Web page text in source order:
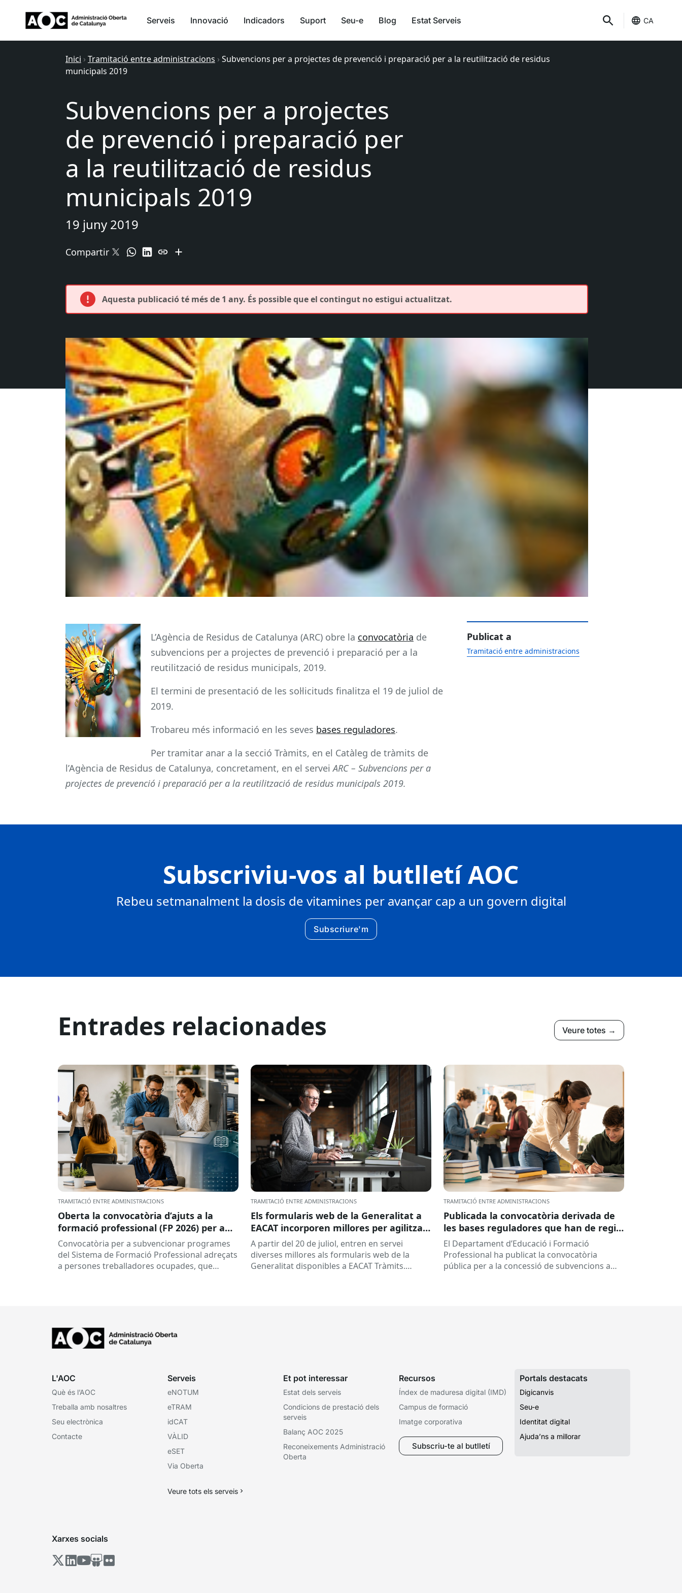
Serveis Innovació Indicadors Suport Seu-e Blog Estat Serveis CA
Inici › Tramitació entre administracions › Subvencions per a projectes de prevenció i preparació per a la reutilització de residus
municipals 2019
Subvencions per a projectes
de prevenció i preparació per
a la reutilització de residus
municipals 2019
19 juny 2019
Compartir
Aquesta publicació té més de 1 any. És possible que el contingut no estigui actualitzat.
L’Agència de Residus de Catalunya (ARC) obre la convocatòria de
subvencions per a projectes de prevenció i preparació per a la
reutilització de residus municipals, 2019.
El termini de presentació de les sol·licituds finalitza el 19 de juliol de
2019.
Trobareu més informació en les seves bases reguladores.
Per tramitar anar a la secció Tràmits, en el Catàleg de tràmits de
l’Agència de Residus de Catalunya, concretament, en el serveiARC – Subvencions per a
projectes de prevenció i preparació per a la reutilització de residus municipals 2019.
Publicat a
Tramitació entre administracions
Subscriviu-vos al butlletí AOC
Rebeu setmanalment la dosis de vitamines per avançar cap a un govern digital
Subscriure'm
Entrades relacionades Veure totes →
TRAMITACIÓ ENTRE ADMINISTRACIONS
Oberta la convocatòria d’ajuts a la
formació professional (FP 2026) per a
persones treballadores ocupades
Convocatòria per a subvencionar programes
del Sistema de Formació Professional adreçats
a persones treballadores ocupades, que
TRAMITACIÓ ENTRE ADMINISTRACIONS
Els formularis web de la Generalitat a
EACAT incorporen millores per agilitzar
la tramitació
A partir del 20 de juliol, entren en servei
diverses millores als formularis web de la
Generalitat disponibles a EACAT Tràmits.
TRAMITACIÓ ENTRE ADMINISTRACIONS
Publicada la convocatòria derivada de
les bases reguladores que han de regir
la concessió de subvencions a centres
educatius, per al desenvolupament de
programes de formació i inserció,
El Departament d’Educació i Formació
Professional ha publicat la convocatòria
pública per a la concessió de subvencions a
L'AOC
Què és l’AOC
Treballa amb nosaltres
Seu electrònica
Contacte
Serveis
eNOTUM
eTRAM
idCAT
VÀLID
eSET
Via Oberta
Veure tots els serveis
Et pot interessar
Estat dels serveis
Condicions de prestació dels
serveis
Balanç AOC 2025
Reconeixements Administració
Oberta
Recursos
Índex de maduresa digital (IMD)
Campus de formació
Imatge corporativa
Subscriu-te al butlletí
Portals destacats
Digicanvis
Seu-e
Identitat digital
Ajuda’ns a millorar
Xarxes socials